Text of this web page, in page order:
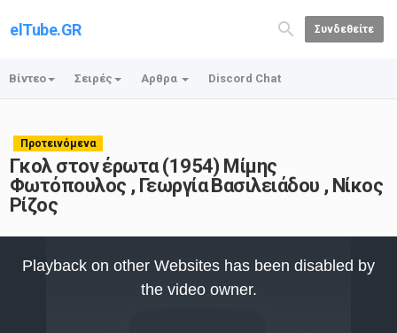
elTube.GR Συνδεθείτε
Βίντεο Σειρές Αρθρα Discord Chat
Προτεινόμενα
Γκολ στον έρωτα (1954) Μίμης
Φωτόπουλος , Γεωργία Βασιλειάδου , Νίκος
Ρίζος
Playback on other Websites has been disabled by
the video owner.